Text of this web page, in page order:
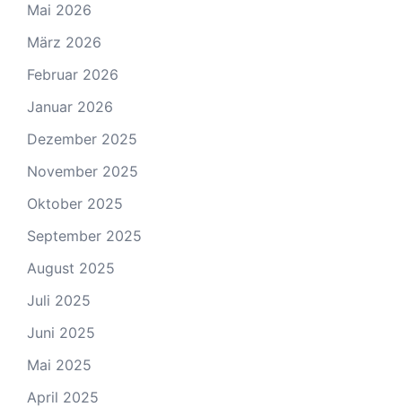
Mai 2026
März 2026
Februar 2026
Januar 2026
Dezember 2025
November 2025
Oktober 2025
September 2025
August 2025
Juli 2025
Juni 2025
Mai 2025
April 2025